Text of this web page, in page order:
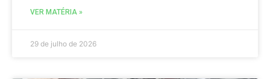
VER MATÉRIA »
29 de julho de 2026